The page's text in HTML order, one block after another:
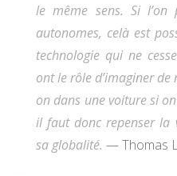
le même sens. Si l’on
autonomes, celà est
technologie qui ne
ont le rôle d’imaginer
on dans une voiture si
il faut donc repenser la
sa globalité. — Thomas